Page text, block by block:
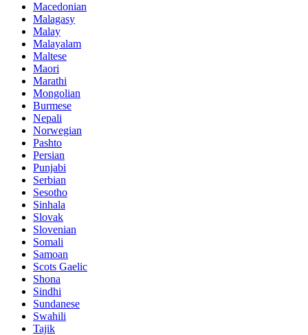
Macedonian
Malagasy
Malay
Malayalam
Maltese
Maori
Marathi
Mongolian
Burmese
Nepali
Norwegian
Pashto
Persian
Punjabi
Serbian
Sesotho
Sinhala
Slovak
Slovenian
Somali
Samoan
Scots Gaelic
Shona
Sindhi
Sundanese
Swahili
Tajik